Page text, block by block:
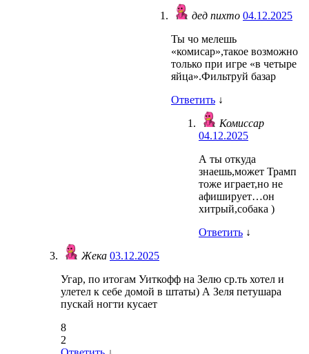
дед пихто 04.12.2025
Ты чо мелешь
«комисар»,такое возможно
только при игре «в четыре
яйца».Фильтруй базар
Ответить ↓
Комиссар
04.12.2025
А ты откуда
знаешь,может Трамп
тоже играет,но не
афиширует…он
хитрый,собака )
Ответить ↓
Жека 03.12.2025
Угар, по итогам Уиткофф на Зелю ср.ть хотел и
улетел к себе домой в штаты) А Зеля петушара
пускай ногти кусает
8
2